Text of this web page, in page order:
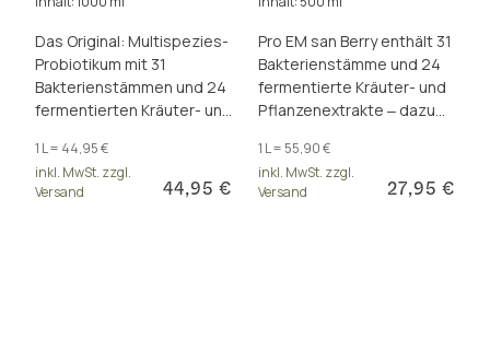
Das Original: Multispezies-
Probiotikum mit 31
Bakterienstämmen und 24
fermentierten Kräuter- und
Mrd. KBE/Tagesdosis. Frei
von Zusätzen.
1 L = 44,95 €
inkl. MwSt. zzgl.
Versand
44,95 €
Pro EM san Berry enthält 31
Bakterienstämme und 24
fermentierte Kräuter- und
Pflanzenextrakte ‒ dazu
Aroma und Stevia.
1 L = 55,90 €
inkl. MwSt. zzgl.
Versand
27,95 €